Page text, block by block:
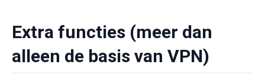
Extra functies (meer dan
alleen de basis van VPN)